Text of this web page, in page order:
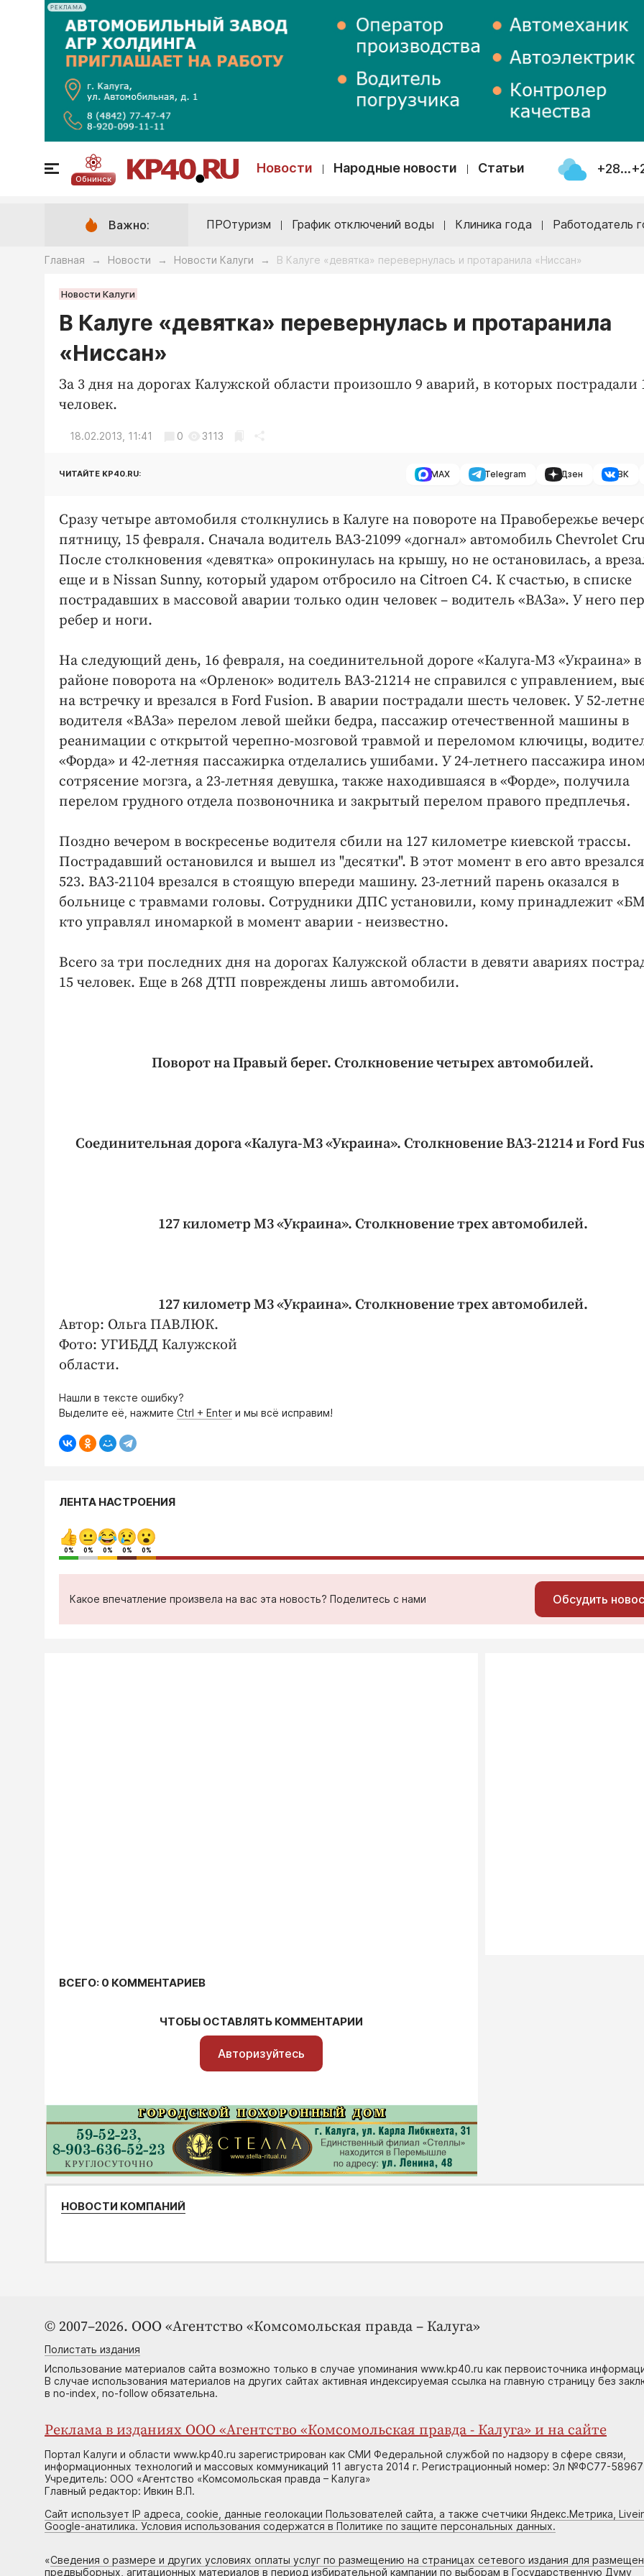
РЕКЛАМА
Обнинск
Новости Народные новости Статьи
Важно: ПРОтуризм График отключений воды Клиника года Работодатель
Главная → Новости → Новости Калуги → В Калуге «девятка» перевернулась и протаранила «Ниссан»
Новости Калуги
В Калуге «девятка» перевернулась и протаранила
«Ниссан»
За 3 дня на дорогах Калужской области произошло 9 аварий, в которых пострадали
человек.
18.02.2013, 11:41 0 3113
ЧИТАЙТЕ KP40.RU: MAX Telegram Дзен ВК
Сразу четыре автомобиля столкнулись в Калуге на повороте на Правобережье
пятницу, 15 февраля. Сначала водитель ВАЗ-21099 «догнал» автомобиль Chevrolet
После столкновения «девятка» опрокинулась на крышу, но не остановилась, а
еще и в Nissan Sunny, который ударом отбросило на Citroen C4. К счастью, в списке
пострадавших в массовой аварии только один человек – водитель «ВАЗа». У него
ребер и ноги.
На следующий день, 16 февраля, на соединительной дороге «Калуга-М3 «Украина» в
районе поворота на «Орленок» водитель ВАЗ-21214 не справился с управлением,
на встречку и врезался в Ford Fusion. В аварии пострадали шесть человек. У 52-
водителя «ВАЗа» перелом левой шейки бедра, пассажир отечественной машины в
реанимации с открытой черепно-мозговой травмой и переломом ключицы,
«Форда» и 42-летняя пассажирка отделались ушибами. У 24-летнего пассажира
сотрясение могзга, а 23-летняя девушка, также находившаяся в «Форде», получила
перелом грудного отдела позвоночника и закрытый перелом правого предплечья.
Поздно вечером в воскресенье водителя сбили на 127 километре киевской трассы.
Пострадавший остановился и вышел из "десятки". В этот момент в его авто
523. ВАЗ-21104 врезался в стоящую впереди машину. 23-летний парень оказался в
больнице с травмами головы. Сотрудники ДПС установили, кому принадлежит
кто управлял иномаркой в момент аварии - неизвестно.
Всего за три последних дня на дорогах Калужской области в девяти авариях
15 человек. Еще в 268 ДТП повреждены лишь автомобили.
Поворот на Правый берег. Столкновение четырех автомобилей.
Соединительная дорога «Калуга-М3 «Украина». Столкновение ВАЗ-21214 и Ford
127 километр М3 «Украина». Столкновение трех автомобилей.
127 километр М3 «Украина». Столкновение трех автомобилей.
Автор: Ольга ПАВЛЮК.
Фото: УГИБДД Калужской
области.
Нашли в тексте ошибку?
Выделите её, нажмите Ctrl + Enter и мы всё исправим!
ЛЕНТА НАСТРОЕНИЯ
0% 0% 0% 0% 0%
Какое впечатление произвела на вас эта новость? Поделитесь с нами Обсудить
ВСЕГО: 0 КОММЕНТАРИЕВ
ЧТОБЫ ОСТАВЛЯТЬ КОММЕНТАРИИ
Авторизуйтесь
НОВОСТИ КОМПАНИЙ
© 2007–2026. ООО «Агентство «Комсомольская правда – Калуга»
Полистать издания
Использование материалов сайта возможно только в случае упоминания www.kp40.ru как первоисточника
В случае использования материалов на других сайтах активная индексируемая ссылка на главную страницу без
в no-index, no-follow обязательна.
Реклама в изданиях ООО «Агентство «Комсомольская правда - Калуга» и на сайте
Портал Калуги и области www.kp40.ru зарегистрирован как СМИ Федеральной службой по надзору в сфере связи,
информационных технологий и массовых коммуникаций 11 августа 2014 г. Регистрационный номер: Эл №ФС77-58967
Учредитель: ООО «Агентство «Комсомольская правда – Калуга»
Главный редактор: Ивкин В.П.
Сайт использует IP адреса, cookie, данные геолокации Пользователей сайта, а также счетчики Яндекс.Метрика,
Google-анатилика. Условия использования содержатся в Политике по защите персональных данных.
«Сведения о размере и других условиях оплаты услуг по размещению на страницах сетевого издания для
предвыборных, агитационных материалов в период избирательной кампании по выборам в Государственную Думу